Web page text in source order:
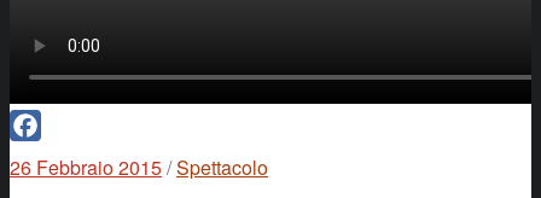
Facebook
26 Febbraio 2015/Spettacolo